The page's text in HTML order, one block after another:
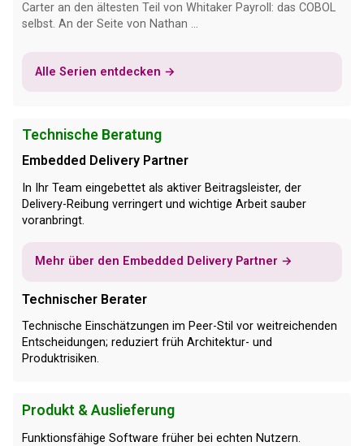
Carter an den ältesten Teil von Whitaker Payroll: das COBOL
selbst. An der Seite von Nathan ...
Alle Serien entdecken →
Technische Beratung
Embedded Delivery Partner
In Ihr Team eingebettet als aktiver Beitragsleister, der
Delivery-Reibung verringert und wichtige Arbeit sauber
voranbringt.
Mehr über den Embedded Delivery Partner →
Technischer Berater
Technische Einschätzungen im Peer-Stil vor weitreichenden
Entscheidungen; reduziert früh Architektur- und
Produktrisiken.
Produkt & Auslieferung
Funktionsfähige Software früher bei echten Nutzern.